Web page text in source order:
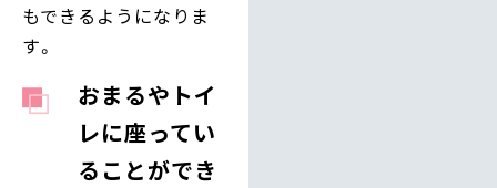
もできるようになりま
す。
おまるやトイ
レに座ってい
ることができ